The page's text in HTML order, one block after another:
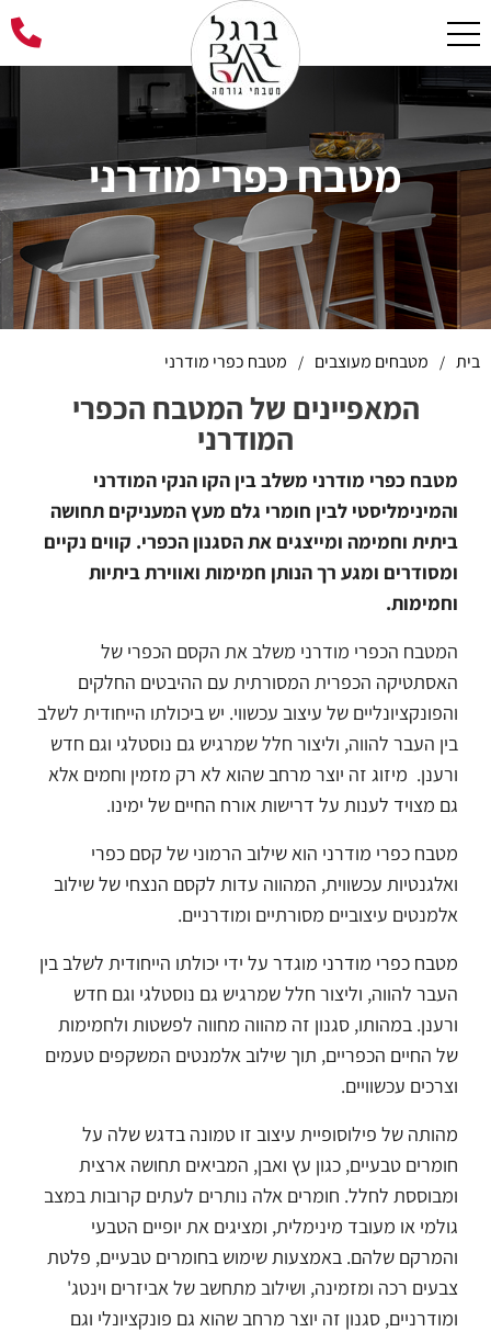
מטבח כפרי מודרני
בית / מטבחים מעוצבים / מטבח כפרי מודרני
המאפיינים של המטבח הכפרי
המודרני
מטבח כפרי מודרני משלב בין הקו הנקי המודרני
והמינימליסטי לבין חומרי גלם מעץ המעניקים תחושה
ביתית וחמימה ומייצגים את הסגנון הכפרי. קווים נקיים
ומסודרים ומגע רך הנותן חמימות ואווירת ביתיות
וחמימות.
המטבח הכפרי מודרני משלב את הקסם הכפרי של
האסתטיקה הכפרית המסורתית עם ההיבטים החלקים
והפונקציונליים של עיצוב עכשווי. יש ביכולתו הייחודית לשלב
בין העבר להווה, וליצור חלל שמרגיש גם נוסטלגי וגם חדש
ורענן. מיזוג זה יוצר מרחב שהוא לא רק מזמין וחמים אלא
גם מצויד לענות על דרישות אורח החיים של ימינו.
מטבח כפרי מודרני הוא שילוב הרמוני של קסם כפרי
ואלגנטיות עכשווית, המהווה עדות לקסם הנצחי של שילוב
אלמנטים עיצוביים מסורתיים ומודרניים.
מטבח כפרי מודרני מוגדר על ידי יכולתו הייחודית לשלב בין
העבר להווה, וליצור חלל שמרגיש גם נוסטלגי וגם חדש
ורענן. במהותו, סגנון זה מהווה מחווה לפשטות ולחמימות
של החיים הכפריים, תוך שילוב אלמנטים המשקפים טעמים
וצרכים עכשוויים.
מהותה של פילוסופיית עיצוב זו טמונה בדגש שלה על
חומרים טבעיים, כגון עץ ואבן, המביאים תחושה ארצית
ומבוססת לחלל. חומרים אלה נותרים לעתים קרובות במצב
גולמי או מעובד מינימלית, ומציגים את יופיים הטבעי
והמרקם שלהם. באמצעות שימוש בחומרים טבעיים, פלטת
צבעים רכה ומזמינה, ושילוב מתחשב של אביזרים וינטג'
ומודרניים, סגנון זה יוצר מרחב שהוא גם פונקציונלי וגם